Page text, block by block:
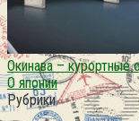
Окинава – курортные
О японии
Рубрики